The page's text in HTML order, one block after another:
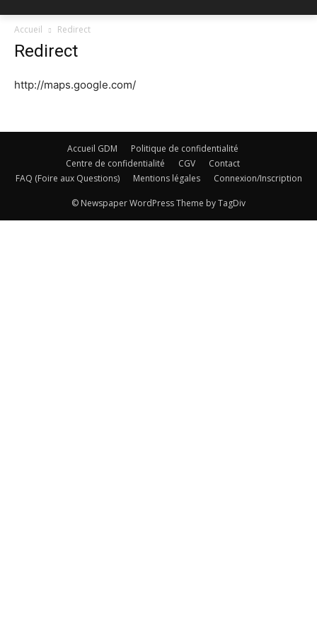
Accueil Redirect
Redirect
http://maps.google.com/
Accueil GDM
Politique de confidentialité
Centre de confidentialité
CGV
Contact
FAQ (Foire aux Questions)
Mentions légales Connexion/Inscription
© Newspaper WordPress Theme by TagDiv